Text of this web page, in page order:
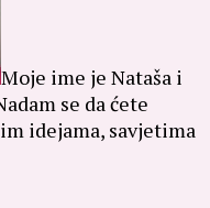
Moje ime je Nataša i
se da ćete
idejama, savjetima